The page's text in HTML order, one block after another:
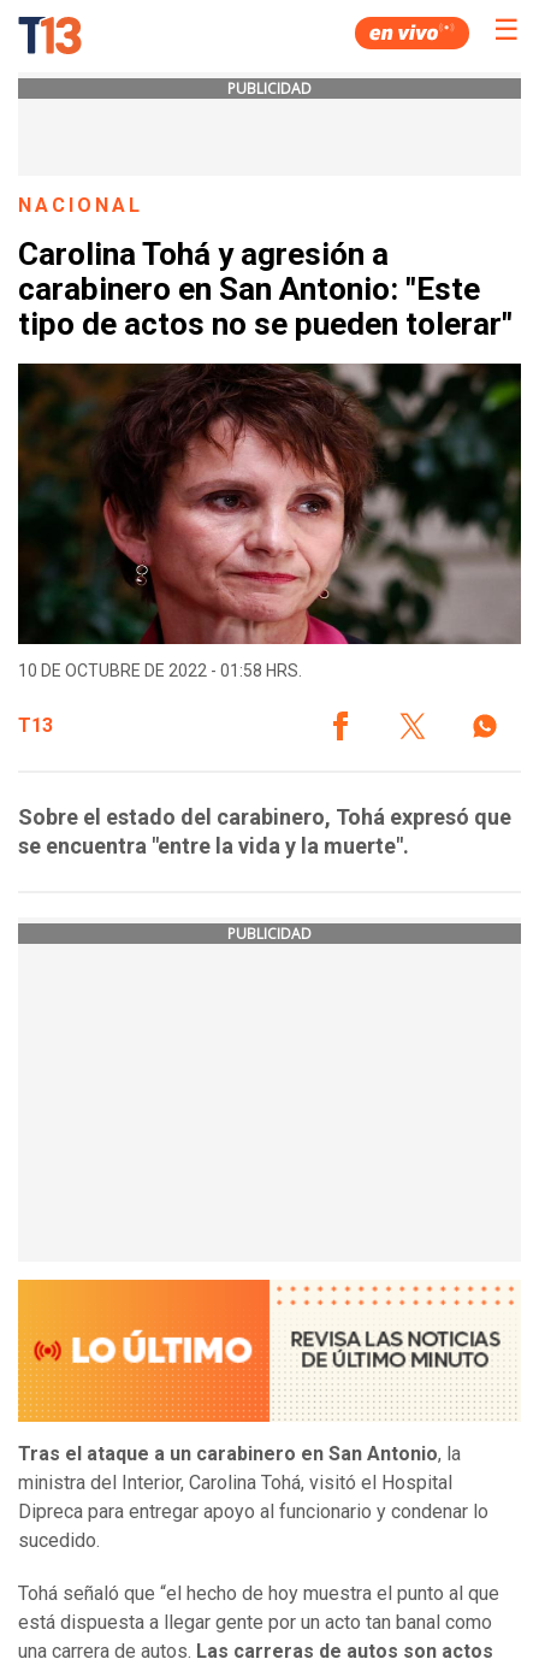
☰
PUBLICIDAD
NACIONAL
Carolina Tohá y agresión a
carabinero en San Antonio: "Este
tipo de actos no se pueden tolerar"
10 DE OCTUBRE DE 2022 - 01:58 HRS.
T13
Sobre el estado del carabinero, Tohá expresó que
se encuentra "entre la vida y la muerte".
PUBLICIDAD
Tras el ataque a un carabinero en San Antonio, la
ministra del Interior, Carolina Tohá, visitó el Hospital
Dipreca para entregar apoyo al funcionario y condenar lo
sucedido.
Tohá señaló que “el hecho de hoy muestra el punto al que
está dispuesta a llegar gente por un acto tan banal como
una carrera de autos. Las carreras de autos son actos